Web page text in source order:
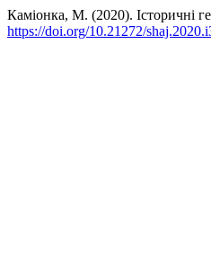
Каміонка, М. (2020). Історичні
https://doi.org/10.21272/